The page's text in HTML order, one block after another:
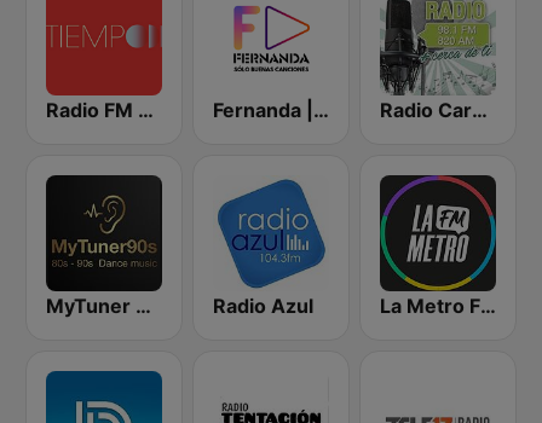
Radio FM Tiempo Fernanda | Música en Línea Radio Carabineros de Chile
MyTuner 90s Radio Azul La Metro FM